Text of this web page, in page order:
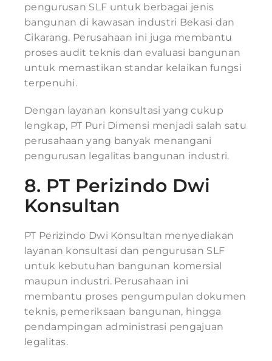
pengurusan SLF untuk berbagai jenis
bangunan di kawasan industri Bekasi dan
Cikarang. Perusahaan ini juga membantu
proses audit teknis dan evaluasi bangunan
untuk memastikan standar kelaikan fungsi
terpenuhi.
Dengan layanan konsultasi yang cukup
lengkap, PT Puri Dimensi menjadi salah satu
perusahaan yang banyak menangani
pengurusan legalitas bangunan industri.
8. PT Perizindo Dwi
Konsultan
PT Perizindo Dwi Konsultan menyediakan
layanan konsultasi dan pengurusan SLF
untuk kebutuhan bangunan komersial
maupun industri. Perusahaan ini
membantu proses pengumpulan dokumen
teknis, pemeriksaan bangunan, hingga
pendampingan administrasi pengajuan
legalitas.